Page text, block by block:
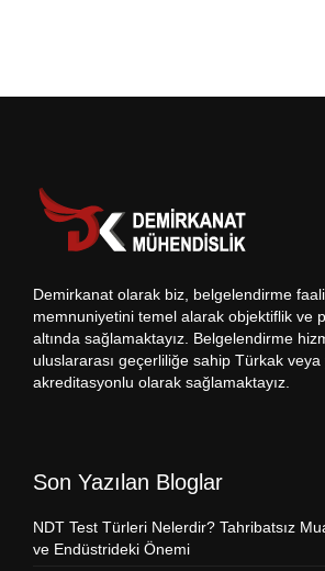
Demirkanat olarak biz, belgelendirme
memnuniyetini temel alarak objektiflik ve
altında sağlamaktayız. Belgelendirme
uluslararası geçerliliğe sahip Türkak veya
akreditasyonlu olarak sağlamaktayız.
Son Yazılan Bloglar
NDT Test Türleri Nelerdir? Tahribatsız
ve Endüstrideki Önemi